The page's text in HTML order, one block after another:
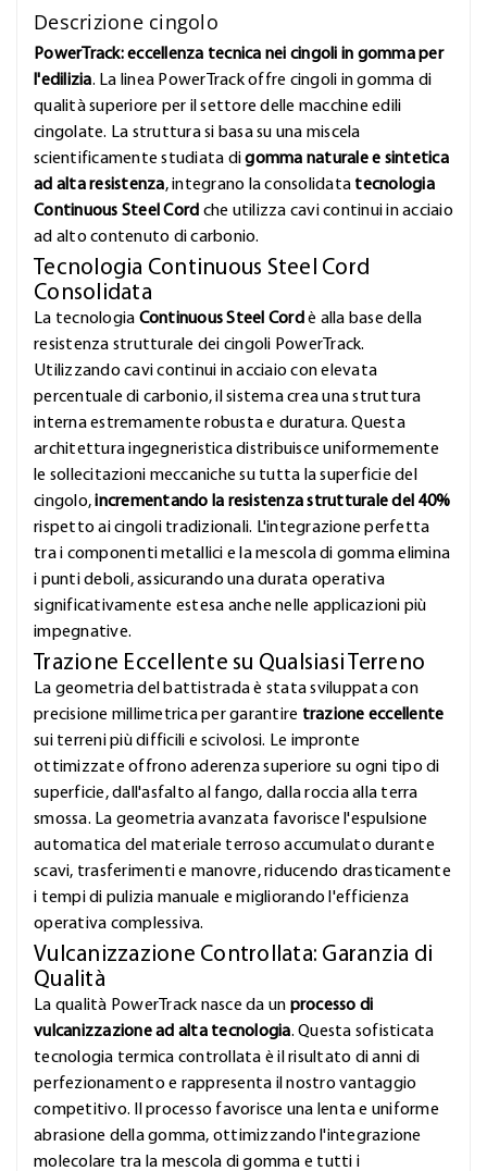
Descrizione cingolo
PowerTrack: eccellenza tecnica nei cingoli in gomma per
l'edilizia. La linea PowerTrack offre cingoli in gomma di
qualità superiore per il settore delle macchine edili
cingolate. La struttura si basa su una miscela
scientificamente studiata digomma naturale e sintetica
ad alta resistenza, integrano la consolidata tecnologia
Continuous Steel Cord che utilizza cavi continui in acciaio
ad alto contenuto di carbonio.
Tecnologia Continuous Steel Cord
Consolidata
La tecnologia Continuous Steel Cord è alla base della
resistenza strutturale dei cingoli PowerTrack.
Utilizzando cavi continui in acciaio con elevata
percentuale di carbonio, il sistema crea una struttura
interna estremamente robusta e duratura. Questa
architettura ingegneristica distribuisce uniformemente
le sollecitazioni meccaniche su tutta la superficie del
cingolo,incrementando la resistenza strutturale del 40%
rispetto ai cingoli tradizionali. L'integrazione perfetta
tra i componenti metallici e la mescola di gomma elimina
i punti deboli, assicurando una durata operativa
significativamente estesa anche nelle applicazioni più
impegnative.
Trazione Eccellente su Qualsiasi Terreno
La geometria del battistrada è stata sviluppata con
precisione millimetrica per garantire trazione eccellente
sui terreni più difficili e scivolosi. Le impronte
ottimizzate offrono aderenza superiore su ogni tipo di
superficie, dall'asfalto al fango, dalla roccia alla terra
smossa. La geometria avanzata favorisce l'espulsione
automatica del materiale terroso accumulato durante
scavi, trasferimenti e manovre, riducendo drasticamente
i tempi di pulizia manuale e migliorando l'efficienza
operativa complessiva.
Vulcanizzazione Controllata: Garanzia di
Qualità
La qualità PowerTrack nasce da un processo di
vulcanizzazione ad alta tecnologia. Questa sofisticata
tecnologia termica controllata è il risultato di anni di
perfezionamento e rappresenta il nostro vantaggio
competitivo. Il processo favorisce una lenta e uniforme
abrasione della gomma, ottimizzando l'integrazione
molecolare tra la mescola di gomma e tutti i